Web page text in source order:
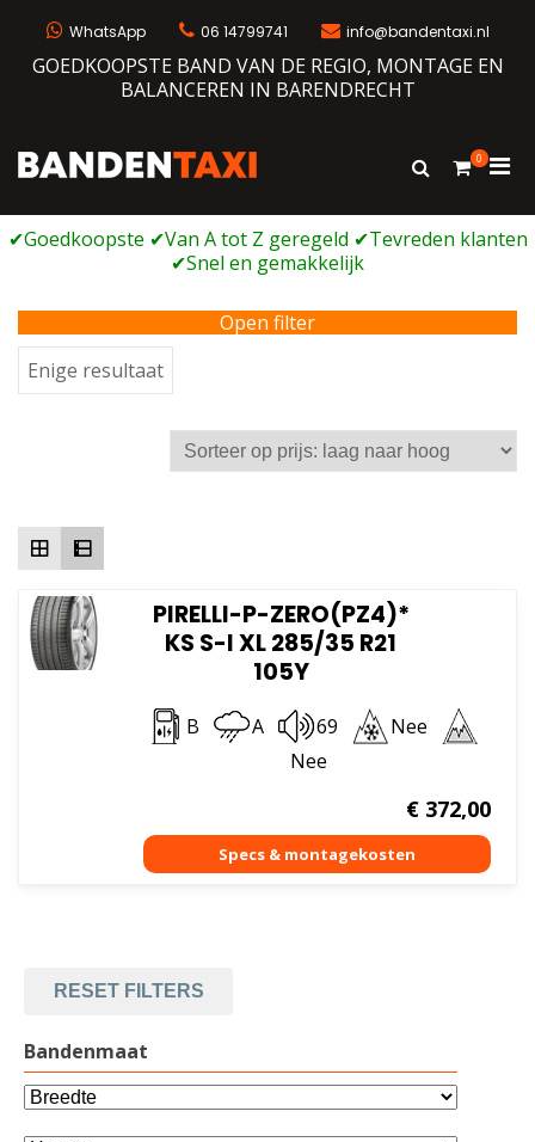
WhatsApp 06 14799741 info@bandentaxi.nl
GOEDKOOPSTE BAND VAN DE REGIO, MONTAGE EN
BALANCEREN IN BARENDRECHT
Bandengarage met eigen webshop
Toon
0
voor
Open filter
Enige resultaat
PIRELLI-P-ZERO(PZ4)*
KS S-I XL 285/35 R21
105Y
B A 69
Nee
Nee
€372,00
RESET FILTERS
Bandenmaat